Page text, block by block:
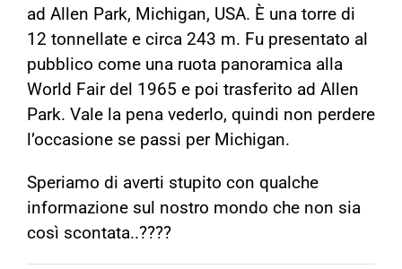
ad Allen Park, Michigan, USA. È una torre di
12 tonnellate e circa 243 m. Fu presentato al
pubblico come una ruota panoramica alla
World Fair del 1965 e poi trasferito ad Allen
Park. Vale la pena vederlo, quindi non perdere
l’occasione se passi per Michigan.
Speriamo di averti stupito con qualche
informazione sul nostro mondo che non sia
così scontata..????